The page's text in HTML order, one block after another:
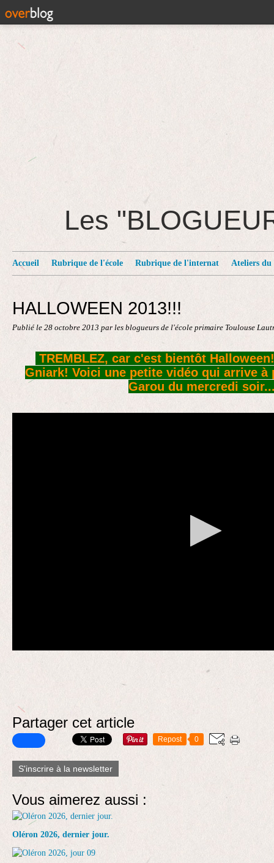
Les
Accueil Rubrique de l'école Rubrique de l'internat Ateliers du
HALLOWEEN 2013!!!
Publié le 28 octobre 2013 par les blogueurs de l'école primaire Toulouse
TREMBLEZ, car c'est bientôt
Gniark! Voici une petite vidéo qui arrive
Garou du mercredi
Partager cet article
Repost 0
S'inscrire à la newsletter
Vous aimerez aussi :
Oléron 2026, dernier jour.